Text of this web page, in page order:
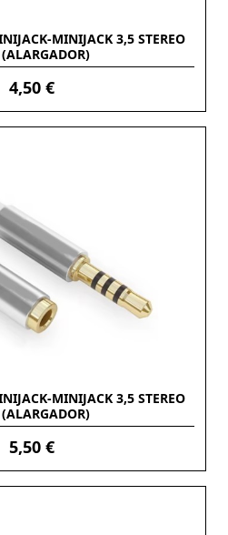
MINIJACK 3,5 STEREO
4,50 €
MINIJACK 3,5 STEREO
5,50 €